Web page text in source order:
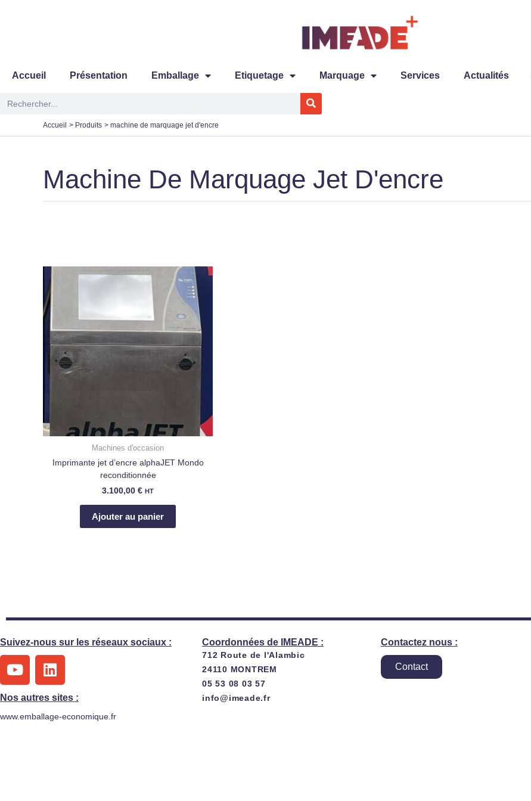
Accueil Présentation Emballage Etiquetage Marquage Services Actualités
Rechercher
Accueil Produits machine de marquage jet d'encre
Machine De Marquage Jet D'encre
Machines d'occasion
Imprimante jet d’encre alphaJET Mondo
reconditionnée
3.100,00 € HT
Ajouter au panier
Suivez-nous sur les réseaux sociaux :
Y
o
u
t
u
L
i
n
k
e
Nos autres sites :
www.emballage-economique.fr
Coordonnées de IMEADE :
712 Route de l'Alambic
24110 MONTREM
05 53 08 03 57
info@imeade.fr
Contactez nous :
Contact